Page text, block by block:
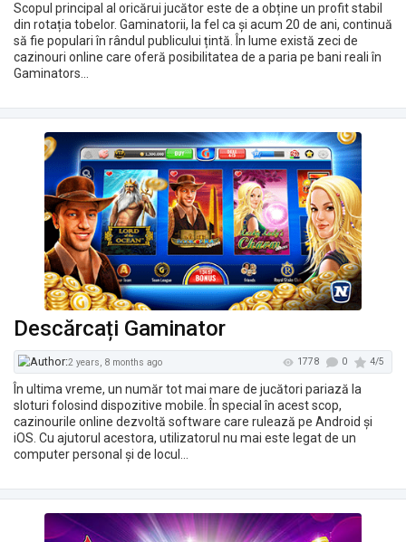
2 years, 4 months ago 1084
2 years, 4 months ago
Scopul principal al oricărui jucător este de a obține un profit stabil
din rotația tobelor. Gaminatorii, la fel ca și acum 20 de ani, continuă
să fie populari în rândul publicului țintă. În lume există zeci de
cazinouri online care oferă posibilitatea de a paria pe bani reali în
Gaminators…
Descărcați Gaminator
În ultima vreme, un număr tot mai mare de jucători pariază la
sloturi folosind dispozitive mobile. În special în acest scop,
cazinourile online dezvoltă software care rulează pe Android și
iOS. Cu ajutorul acestora, utilizatorul nu mai este legat de un
computer personal și de locul…